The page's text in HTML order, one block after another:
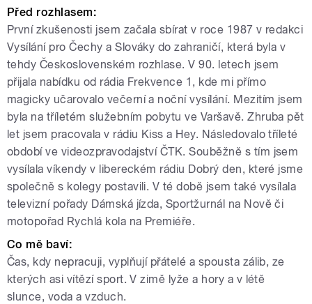
Před rozhlasem:
První zkušenosti jsem začala sbírat v roce 1987 v redakci
Vysílání pro Čechy a Slováky do zahraničí, která byla v
tehdy Československém rozhlase. V 90. letech jsem
přijala nabídku od rádia Frekvence 1, kde mi přímo
magicky učarovalo večerní a noční vysílání. Mezitím jsem
byla na tříletém služebním pobytu ve Varšavě. Zhruba pět
let jsem pracovala v rádiu Kiss a Hey. Následovalo tříleté
období ve videozpravodajství ČTK. Souběžně s tím jsem
vysílala víkendy v libereckém rádiu Dobrý den, které jsme
společně s kolegy postavili. V té době jsem také vysílala
televizní pořady Dámská jízda, Sportžurnál na Nově či
motopořad Rychlá kola na Premiéře.
Co mě baví:
Čas, kdy nepracuji, vyplňují přátelé a spousta zálib, ze
kterých asi vítězí sport. V zimě lyže a hory a v létě
slunce, voda a vzduch.